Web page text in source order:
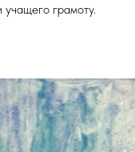
грамоту.